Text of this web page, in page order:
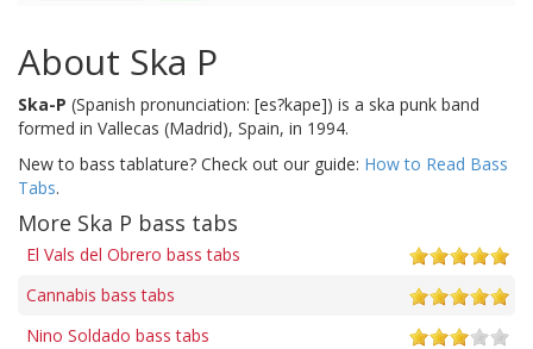
About Ska P
Ska-P (Spanish pronunciation: [es?kape]) is a ska punk band
formed in Vallecas (Madrid), Spain, in 1994.
New to bass tablature? Check out our guide: How to Read Bass
Tabs.
More Ska P bass tabs
El Vals del Obrero bass tabs
Cannabis bass tabs
Nino Soldado bass tabs